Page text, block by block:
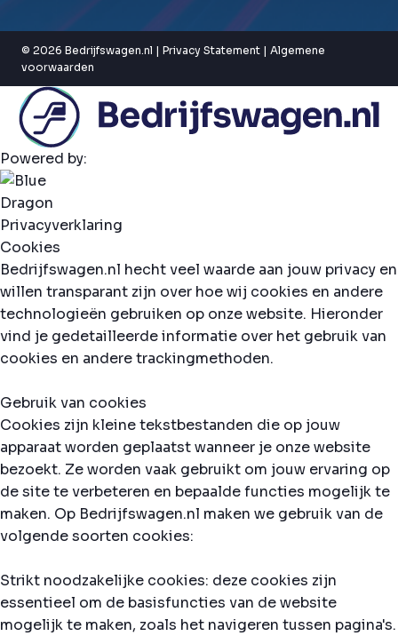
© 2026 Bedrijfswagen.nl | Privacy Statement | Algemene
voorwaarden
Powered by:
Privacyverklaring
Cookies
Bedrijfswagen.nl hecht veel waarde aan jouw privacy en
willen transparant zijn over hoe wij cookies en andere
technologieën gebruiken op onze website. Hieronder
vind je gedetailleerde informatie over het gebruik van
cookies en andere trackingmethoden.
Gebruik van cookies
Cookies zijn kleine tekstbestanden die op jouw
apparaat worden geplaatst wanneer je onze website
bezoekt. Ze worden vaak gebruikt om jouw ervaring op
de site te verbeteren en bepaalde functies mogelijk te
maken. Op Bedrijfswagen.nl maken we gebruik van de
volgende soorten cookies:
Strikt noodzakelijke cookies: deze cookies zijn
essentieel om de basisfuncties van de website
mogelijk te maken, zoals het navigeren tussen pagina's.